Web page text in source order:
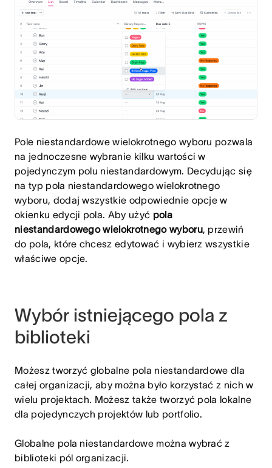
Pole niestandardowe wielokrotnego wyboru pozwala
na jednoczesne wybranie kilku wartości w
pojedynczym polu niestandardowym. Decydując się
na typ pola niestandardowego wielokrotnego
wyboru, dodaj wszystkie odpowiednie opcje w
okienku edycji pola. Aby użyć pola
niestandardowego wielokrotnego wyboru, przewiń
do pola, które chcesz edytować i wybierz wszystkie
właściwe opcje.
Wybór istniejącego pola z
biblioteki
Możesz tworzyć globalne pola niestandardowe dla
całej organizacji, aby można było korzystać z nich w
wielu projektach. Możesz także tworzyć pola lokalne
dla pojedynczych projektów lub portfolio.
Globalne pola niestandardowe można wybrać z
biblioteki pól organizacji.